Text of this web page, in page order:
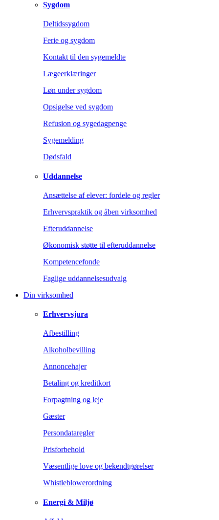
Sygdom
Deltidssygdom
Ferie og sygdom
Kontakt til den sygemeldte
Lægeerklæringer
Løn under sygdom
Opsigelse ved sygdom
Refusion og sygedagpenge
Sygemelding
Dødsfald
Uddannelse
Ansættelse af elever: fordele og regler
Erhvervspraktik og åben virksomhed
Efteruddannelse
Økonomisk støtte til efteruddannelse
Kompetencefonde
Faglige uddannelsesudvalg
Din virksomhed
Erhvervsjura
Afbestilling
Alkoholbevilling
Annoncehajer
Betaling og kreditkort
Forpagtning og leje
Gæster
Persondataregler
Prisforbehold
Væsentlige love og bekendtgørelser
Whistleblowerordning
Energi & Miljø